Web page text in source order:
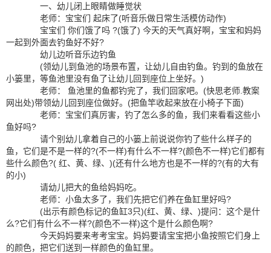
一、幼儿闭上眼睛做睡觉状
老师：宝宝们 起床了(听音乐做日常生活模仿动作)
宝宝们 你们饿了吗 ?(饿了) 今天的天气真好啊，宝宝和妈妈
一起到外面去钓鱼好不好?
幼儿边听音乐边钓鱼
(领幼儿到鱼池的场景布置，让幼儿自由钓鱼。钓到的鱼放在
小篓里，等鱼池里没有鱼了让幼儿回到座位上坐好。)
老师： 鱼池里的鱼都钓完了，我们回家吧。(快思老师.教案
网出处)带领幼儿回到座位做好。(把鱼竿收起来放在小椅子下面)
老师：宝宝们真厉害，钓了怎么多的鱼，我们来看看这些小
鱼好吗?
请个别幼儿拿着自己的小篓上前说说你钓了些什么样子的
鱼，它们是不是一样的?(不一样)有什么不一样?(颜色不一样)它们都有
些什么颜色?( 红、黄、绿、)(还有什么地方也是不一样的?(有的大有
的小)
请幼儿把大的鱼给妈妈吃。
老师：小鱼太多了，我们先把它们养在鱼缸里好吗?
(出示有颜色标记的鱼缸3只)(红、黄、绿、)提问：这个是什
么?它们有什么不一样?(颜色不一样)这个是什么颜色啊?
今天妈妈要来考考宝宝。妈妈要请宝宝把小鱼按照它们身上
的颜色，把它们送到一样颜色的鱼缸里。